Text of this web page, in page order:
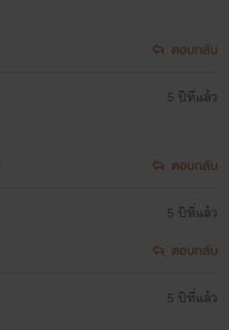
ตอบกลับ
5 ปีที่แล้ว
ตอบกลับ
5 ปีที่แล้ว
ตอบกลับ
5 ปีที่แล้ว